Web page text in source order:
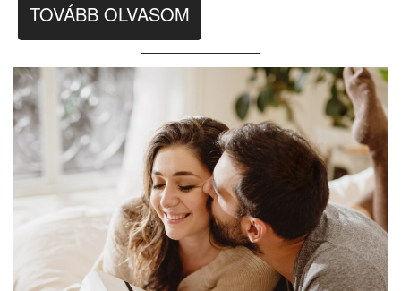
TOVÁBB OLVASOM